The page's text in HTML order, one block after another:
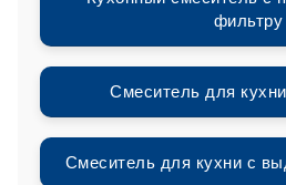
фильтру
Смеситель для
Смеситель для кухни с